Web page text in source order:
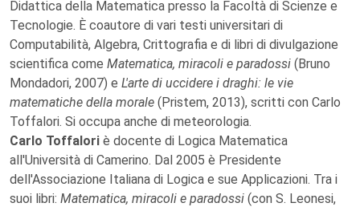
Didattica della Matematica presso la Facoltà di Scienze e
Tecnologie. È coautore di vari testi universitari di
Computabilità, Algebra, Crittografia e di libri di divulgazione
scientifica come Matematica, miracoli e paradossi (Bruno
Mondadori, 2007) e L'arte di uccidere i draghi: le vie
matematiche della morale (Pristem, 2013), scritti con Carlo
Toffalori. Si occupa anche di meteorologia.
Carlo Toffalori è docente di Logica Matematica
all'Università di Camerino. Dal 2005 è Presidente
dell'Associazione Italiana di Logica e sue Applicazioni. Tra i
suoi libri: Matematica, miracoli e paradossi (con S. Leonesi,